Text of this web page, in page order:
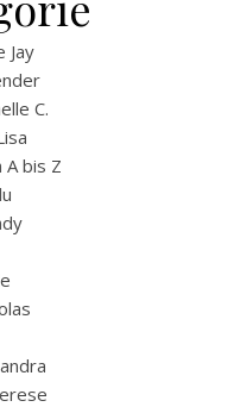
Jay
C.
bis Z